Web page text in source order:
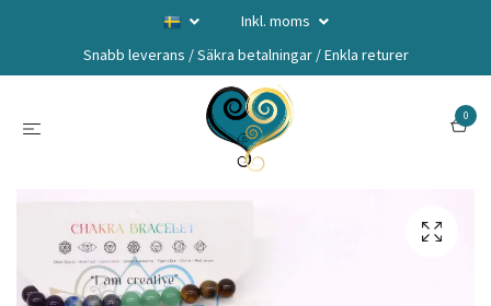
Inkl. moms
Snabb leverans / Säkra betalningar / Enkla returer
0